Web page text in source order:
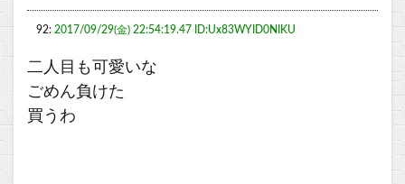
92: 2017/09/29(金) 22:54:19.47 ID:Ux83WYID0NIKU
二人目も可愛いな
ごめん負けた
買うわ